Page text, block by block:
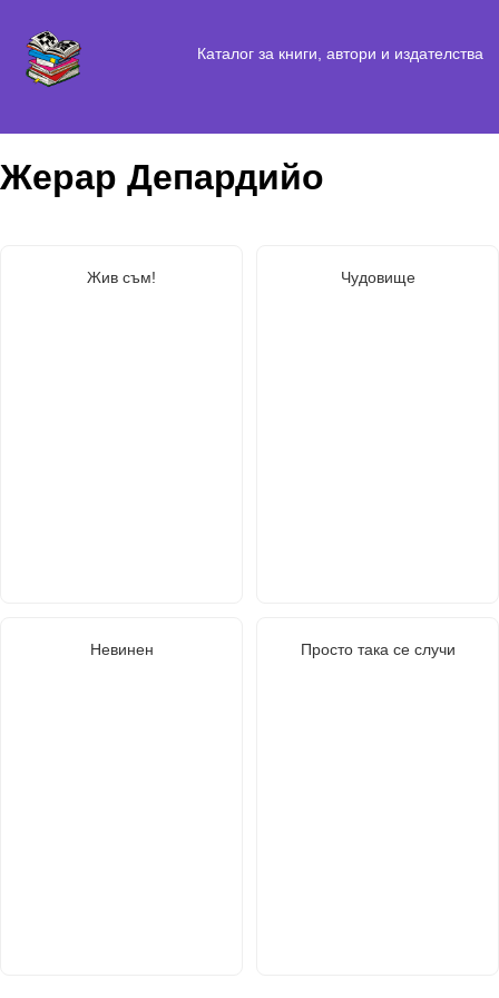
Каталог за книги, автори и издателства
Жерар Депардийо
Жив съм! Чудовище
Невинен Просто така се случи